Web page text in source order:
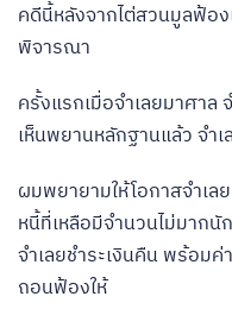
คดีนี้หลังจากไต่สวนมูลฟ้อ
พิจารณา
ครั้งแรกเมื่อจำเลยมาศาล
เห็นพยานหลักฐานแล้ว จำ
ผมพยายามให้โอกาสจำเล
หนี้ที่เหลือมีจำนวนไม่มาก
จำเลยชำระเงินคืน พร้อม
ถอนฟ้องให้